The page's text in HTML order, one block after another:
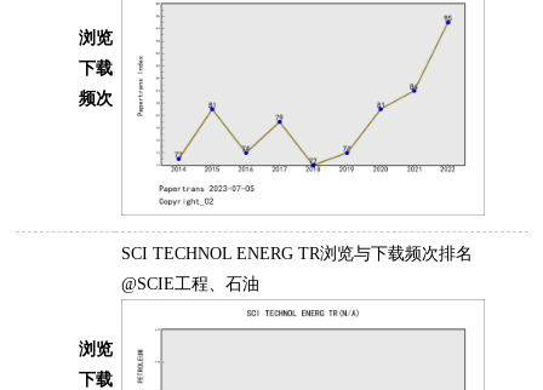
浏览
下载
频次
浏览
下载
SCI TECHNOL ENERG TR浏览与下载频次排名
@SCIE工程、石油